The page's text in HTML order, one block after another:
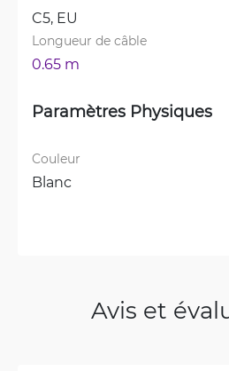
C5, EU
Longueur de câble
0.65 m
Paramètres Physiques
Couleur
Blanc
Avis et